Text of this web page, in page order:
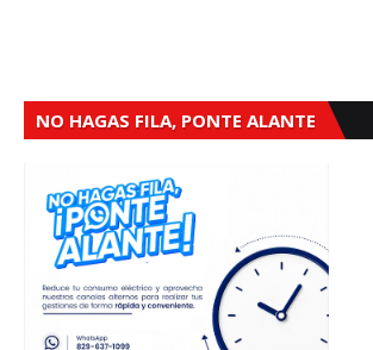
NO HAGAS FILA, PONTE ALANTE